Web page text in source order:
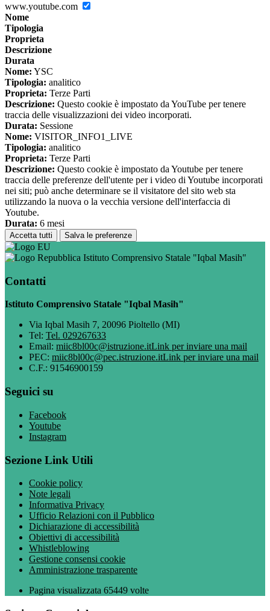
www.youtube.com
Nome
Tipologia
Proprieta
Descrizione
Durata
Nome: YSC
Tipologia: analitico
Proprieta: Terze Parti
Descrizione: Questo cookie è impostato da YouTube per tenere
traccia delle visualizzazioni dei video incorporati.
Durata: Sessione
Nome: VISITOR_INFO1_LIVE
Tipologia: analitico
Proprieta: Terze Parti
Descrizione: Questo cookie è impostato da Youtube per tenere
traccia delle preferenze dell'utente per i video di Youtube incorporati
nei siti; può anche determinare se il visitatore del sito web sta
utilizzando la nuova o la vecchia versione dell'interfaccia di
Youtube.
Durata: 6 mesi
Accetta tutti Salva le preferenze
Istituto Comprensivo Statale "Iqbal Masih"
Contatti
Istituto Comprensivo Statale "Iqbal Masih"
Via Iqbal Masih 7, 20096 Pioltello (MI)
Tel: Tel. 029267633
Email: miic8bl00c@istruzione.itLink per inviare una mail
PEC: miic8bl00c@pec.istruzione.itLink per inviare una mail
C.F.: 91546900159
Seguici su
Facebook
Youtube
Instagram
Sezione Link Utili
Cookie policy
Note legali
Informativa Privacy
Ufficio Relazioni con il Pubblico
Dichiarazione di accessibilità
Obiettivi di accessibilità
Whistleblowing
Gestione consensi cookie
Amministrazione trasparente
Pagina visualizzata 65449 volte